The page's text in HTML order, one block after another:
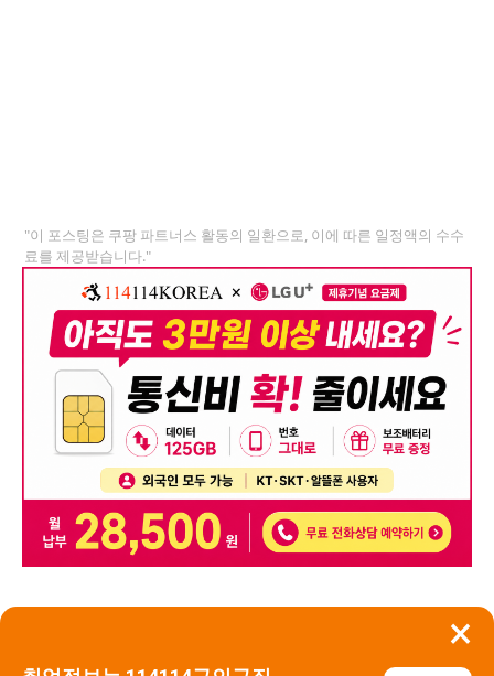
×
"이 포스팅은 쿠팡 파트너스 활동의 일환으로, 이에 따른 일정액의 수수
료를 제공받습니다."